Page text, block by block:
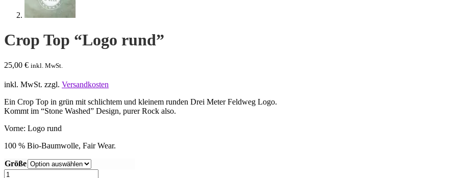
Crop Top “Logo rund”
25,00 € inkl. MwSt.
inkl. MwSt. zzgl. Versandkosten
Ein Crop Top in grün mit schlichtem und kleinem runden Drei Meter Feldweg Logo.
Kommt im “Stone Washed” Design, purer Rock also.
Vorne: Logo rund
100 % Bio-Baumwolle, Fair Wear.
Größe
Crop